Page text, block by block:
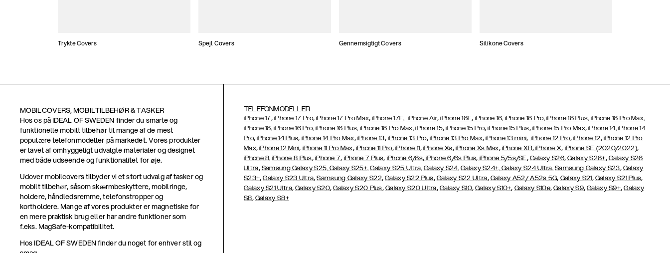
Trykte Covers Spejl Covers Gennemsigtigt Covers Silikone Covers
MOBILCOVERS, MOBILTILBEHØR & TASKER
Hos os på IDEAL OF SWEDEN finder du smarte og
funktionelle mobilt tilbehør til mange af de mest
populære telefonmodeller på markedet. Vores produkter
er lavet af omhyggeligt udvalgte materialer og designet
med både udseende og funktionalitet for øje.
Udover mobilcovers tilbyder vi et stort udvalg af tasker og
mobilt tilbehør, såsom skærmbeskyttere, mobilringe,
holdere, håndledsremme, telefonstropper og
kortholdere. Mange af vores produkter er magnetiske for
en mere praktisk brug eller har andre funktioner som
f.eks. MagSafe-kompatibilitet.
Hos IDEAL OF SWEDEN finder du noget for enhver stil og
TELEFONMODELLER
iPhone 17, iPhone 17 Pro,iPhone 17 Pro Max,iPhone 17E, iPhone Air,iPhone 16E, iPhone 16, iPhone 16 Pro, iPhone 16 Plus, iPhone 16 Pro Max,
iPhone 16, iPhone 16 Pro, iPhone 16 Plus, iPhone 16 Pro Max, iPhone 15,iPhone 15 Pro,iPhone 15 Plus, iPhone 15 Pro Max,iPhone 14, iPhone 14
Pro,iPhone 14 Plus, iPhone 14 Pro Max, iPhone 13, iPhone 13 Pro, iPhone 13 Pro Max,iPhone 13 mini, iPhone 12 Pro, iPhone 12, iPhone 12 Pro
Max,iPhone 12 Mini, iPhone 11 Pro Max, iPhone 11 Pro, iPhone 11, iPhone Xs, iPhone Xs Max, iPhone XR,iPhone X, iPhone SE (2020/2022),
iPhone 8, iPhone 8 Plus, iPhone 7, iPhone 7 Plus, iPhone 6/6s, iPhone 6/6s Plus, iPhone 5/5s/SE, Galaxy S26,Galaxy S26+, Galaxy S26
Ultra, Samsung Galaxy S25, Galaxy S25+, Galaxy S25 Ultra, Galaxy S24, Galaxy S24+, Galaxy S24 Ultra, Samsung Galaxy S23, Galaxy
S23+,Galaxy S23 Ultra,Samsung Galaxy S22,Galaxy S22 Plus, Galaxy S22 Ultra, Galaxy A52/ A52s 5G, Galaxy S21, Galaxy S21 Plus,
Galaxy S21 Ultra,Galaxy S20,Galaxy S20 Plus, Galaxy S20 Ultra, Galaxy S10,Galaxy S10+, Galaxy S10e,Galaxy S9,Galaxy S9+,Galaxy
S8, Galaxy S8+